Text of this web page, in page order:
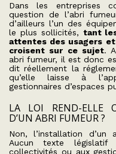
Dans les entreprises
question de l’abri
d’ailleurs l’un des
le plus sollicités, tant
attentes des usagers
croisent sur ce sujet.
abri fumeur, il est donc
dit réellement la
qu’elle laisse à
gestionnaires d’espaces
LA LOI REND-ELLE
D’UN ABRI FUMEUR ?
Non, l’installation d’un
Aucun texte législatif
collectivités ou aux